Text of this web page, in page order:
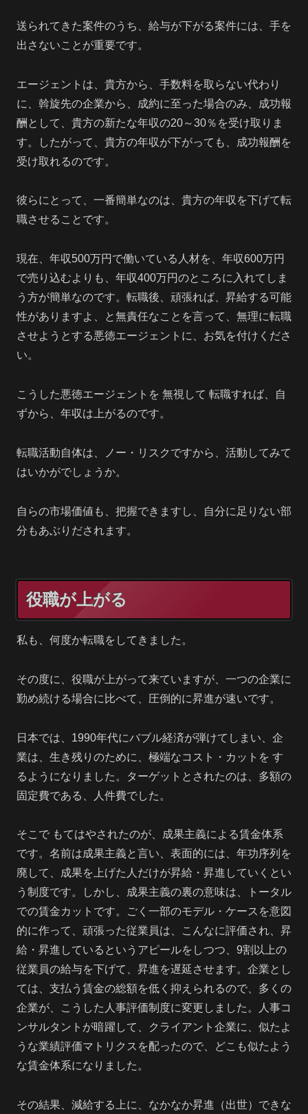
送られてきた案件のうち、給与が下がる案件には、手を
出さないことが重要です。
エージェントは、貴方から、手数料を取らない代わり
に、斡旋先の企業から、成約に至った場合のみ、成功報
酬として、貴方の新たな年収の20～30％を受け取りま
す。したがって、貴方の年収が下がっても、成功報酬を
受け取れるのです。
彼らにとって、一番簡単なのは、貴方の年収を下げて転
職させることです。
現在、年収500万円で働いている人材を、年収600万円
で売り込むよりも、年収400万円のところに入れてしま
う方が簡単なのです。転職後、頑張れば、昇給する可能
性がありますよ、と無責任なことを言って、無理に転職
させようとする悪徳エージェントに、お気を付けくださ
い。
こうした悪徳エージェントを 無視して 転職すれば、自
ずから、年収は上がるのです。
転職活動自体は、ノー・リスクですから、活動してみて
はいかがでしょうか。
自らの市場価値も、把握できますし、自分に足りない部
分もあぶりだされます。
役職が上がる
私も、何度か転職をしてきました。
その度に、役職が上がって来ていますが、一つの企業に
勤め続ける場合に比べて、圧倒的に昇進が速いです。
日本では、1990年代にバブル経済が弾けてしまい、企
業は、生き残りのために、極端なコスト・カットを す
るようになりました。ターゲットとされたのは、多額の
固定費である、人件費でした。
そこで もてはやされたのが、成果主義による賃金体系
です。名前は成果主義と言い、表面的には、年功序列を
廃して、成果を上げた人だけが昇給・昇進していくとい
う制度です。しかし、成果主義の裏の意味は、トータル
での賃金カットです。ごく一部のモデル・ケースを意図
的に作って、頑張った従業員は、こんなに評価され、昇
給・昇進しているというアピールをしつつ、9割以上の
従業員の給与を下げて、昇進を遅延させます。企業とし
ては、支払う賃金の総額を低く抑えられるので、多くの
企業が、こうした人事評価制度に変更しました。人事コ
ンサルタントが暗躍して、クライアント企業に、似たよ
うな業績評価マトリクスを配ったので、どこも似たよう
な賃金体系になりました。
その結果、減給する上に、なかなか昇進（出世）できな